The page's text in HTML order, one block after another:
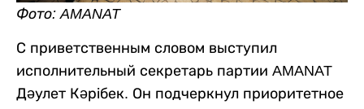
Фото: AMANAT
С приветственным словом выступил
исполнительный секретарь партии AMANAT
Дәулет Кәрібек. Он подчеркнул приоритетное